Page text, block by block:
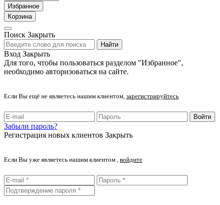
Избранное
Корзина
Поиск Закрыть
Найти
Вход Закрыть
Для того, чтобы пользоваться разделом "Избранное",
необходимо авторизоваться на сайте.
Если Вы ещё не являетесь нашим клиентом, зарегистрируйтесь
Войти
Забыли пароль?
Регистрация новых клиентов Закрыть
Если Вы уже являетесь нашим клиентом , войдите